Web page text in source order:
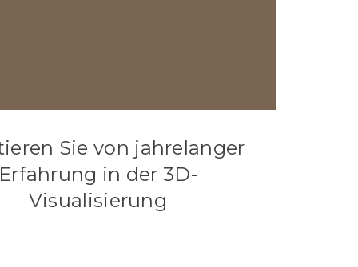
Sie von jahrelanger
in der 3D-
Visualisierung